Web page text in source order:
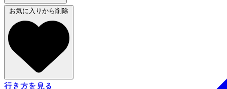
お気に入りから削除
行き方を見る